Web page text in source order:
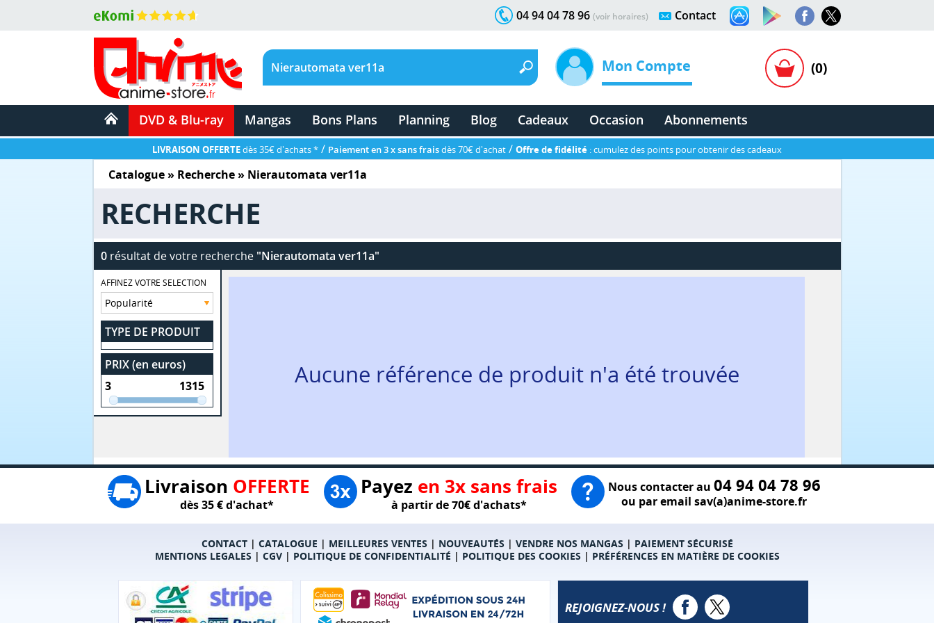
Contact
04 94 04 78 96 (voir horaires)
Mon Compte (0)
DVD & Blu-ray Mangas Bons Plans Planning Blog Cadeaux Occasion Abonnements
LIVRAISON OFFERTEdès 35€ d'achats * / Paiement en 3 x sans fraisdès 70€ d'achat / Offre de fidélité : cumulez des points pour obtenir des cadeaux
Catalogue» Recherche » Nierautomata ver11a
RECHERCHE
0résultat de votre recherche "Nierautomata ver11a"
AFFINEZ VOTRE SELECTION
TYPE DE PRODUIT
PRIX (en euros) Aucune référence de produit n'a été trouvée
Livraison OFFERTE
dès 35 € d'achat*
Payez en 3x sans frais
à partir de 70€ d'achats*
Nous contacter au 04 94 04 78 96
ou par email sav(a)anime-store.fr
CONTACT| CATALOGUE | MEILLEURES VENTES | NOUVEAUTÉS | VENDRE NOS MANGAS | PAIEMENT SÉCURISÉ
MENTIONS LEGALES | CGV| POLITIQUE DE CONFIDENTIALITÉ | POLITIQUE DES COOKIES | PRÉFÉRENCES EN MATIÈRE DE COOKIES
REJOIGNEZ-NOUS !